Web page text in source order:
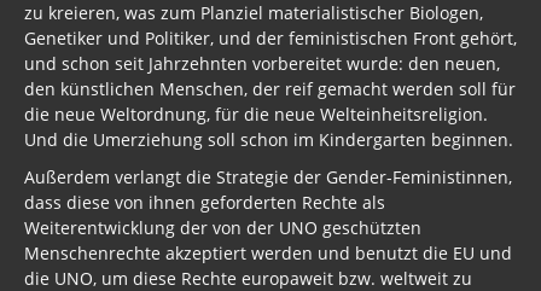
zu kreieren, was zum Planziel materialistischer Biologen,
Genetiker und Politiker, und der feministischen Front gehört,
und schon seit Jahrzehnten vorbereitet wurde: den neuen,
den künstlichen Menschen, der reif gemacht werden soll für
die neue Weltordnung, für die neue Welt­einheits­religion.
Und die Umerziehung soll schon im Kindergarten beginnen.
Außerdem verlangt die Strategie der Gender-Feministinnen,
dass diese von ihnen geforderten Rechte als
Weiterentwicklung der von der UNO geschützten
Menschenrechte akzeptiert werden und benutzt die EU und
die UNO, um diese Rechte europaweit bzw. weltweit zu